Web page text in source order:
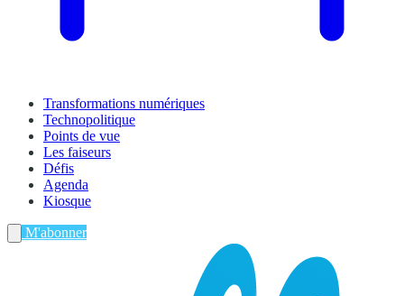
Transformations numériques
Technopolitique
Points de vue
Les faiseurs
Défis
Agenda
Kiosque
M'abonner